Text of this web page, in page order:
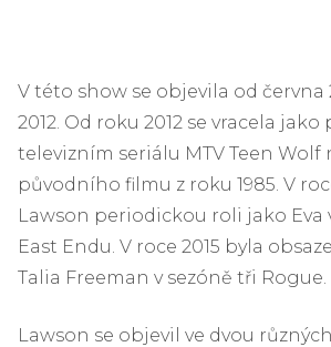
V této show se objevila od června
2012. Od roku 2012 se vracela
televizním seriálu MTV Teen Wolf
původního filmu z roku 1985. V
Lawson periodickou roli jako Eva
East Endu. V roce 2015 byla
Talia Freeman v sezóně tři Rogue.
Lawson se objevil ve dvou